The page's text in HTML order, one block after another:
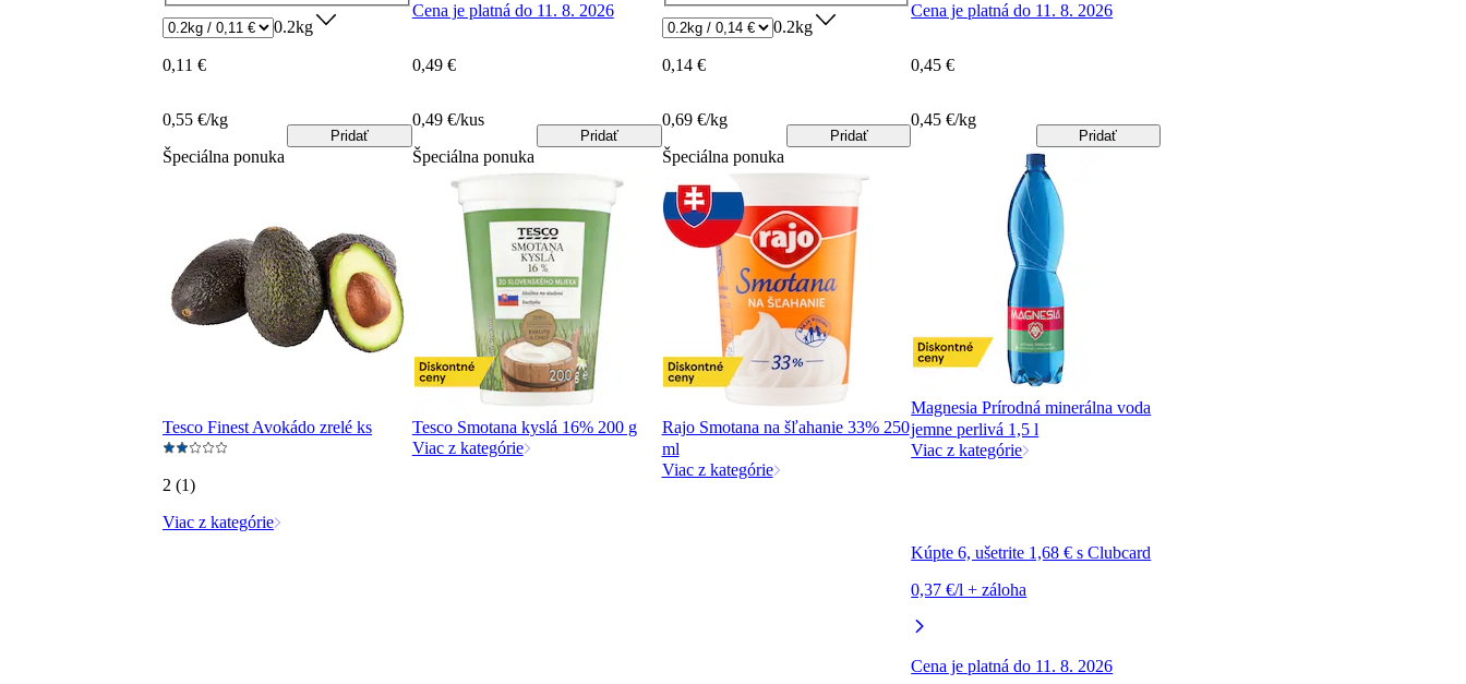
0.2kg
0,11 €
0,55 €/kg
Pridať
Cena je platná do 11. 8. 2026
0,49 €
0,49 €/kus
Pridať
0.2kg
0,14 €
0,69 €/kg
Pridať
Cena je platná do 11. 8. 2026
0,45 €
0,45 €/kg
Pridať
Špeciálna ponuka
Tesco Finest Avokádo zrelé ks
2 (1)
Viac z kategórie
Špeciálna ponuka
Tesco Smotana kyslá 16% 200 g
Viac z kategórie
Špeciálna ponuka
Rajo Smotana na šľahanie 33% 250
ml
Viac z kategórie
Magnesia Prírodná minerálna voda
jemne perlivá 1,5 l
Viac z kategórie
Kúpte 6, ušetrite 1,68 € s Clubcard
0,37 €/l + záloha
Cena je platná do 11. 8. 2026